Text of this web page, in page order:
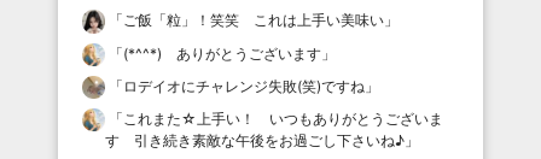
「ご飯「粒」！笑笑 これは上手い美味い 」
「(*^^*) ありがとうございます 」
「 ロデイオにチャレンジ失敗(笑)ですね 」
「 これまた☆上手い！ いつもありがとうございま
す 引き続き素敵な午後をお過ごし下さいね♪ 」